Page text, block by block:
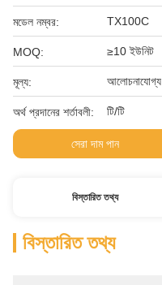
মডেল নম্বর: TX100C
MOQ: ≥10 ইউনিট
মূল্য: আলোচনাযোগ্য
অর্থ প্রদানের শর্তাবলী: টি/টি
সেরা দাম পান
বিস্তারিত তথ্য
বিস্তারিত তথ্য